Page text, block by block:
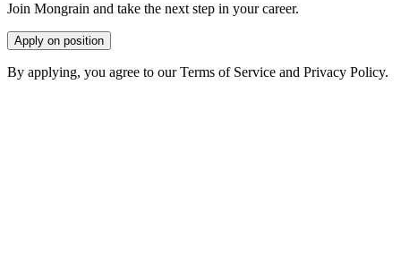
Join Mongrain and take the next step in your career.
Apply on position
By applying, you agree to our Terms of Service and Privacy Policy.